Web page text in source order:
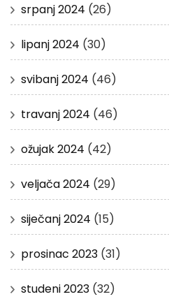
srpanj 2024 (26)
lipanj 2024 (30)
svibanj 2024 (46)
travanj 2024 (46)
ožujak 2024 (42)
veljača 2024 (29)
siječanj 2024 (15)
prosinac 2023 (31)
studeni 2023 (32)